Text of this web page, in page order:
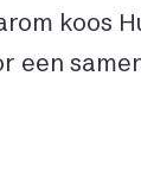
koos
een